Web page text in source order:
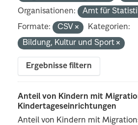
Organisationen:
Amt für
Formate:
CSV
Kategorien:
Bildung, Kultur und Sport
Ergebnisse filtern
Anteil von Kindern mit
Kindertageseinrichtungen
Anteil von Kindern mit